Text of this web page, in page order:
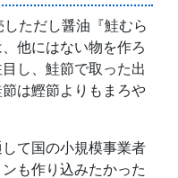
ただし醤油『鮭むら
他にはない物を作ろ
し、鮭節で取った出
は鰹節よりもまろや
て国の小規模事業者
も作り込みたかった